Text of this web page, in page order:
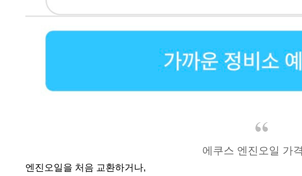
에쿠스 엔진오일 가
엔진오일을 처음 교환하거나,